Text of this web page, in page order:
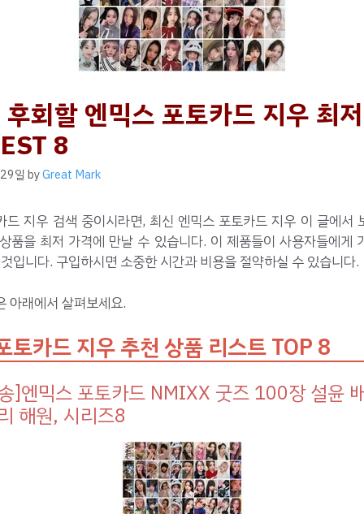
회할 엔믹스 포토카드 지우 최
8
일 byGreat Mark
드 지우 검색 중이시라면, 최신 엔믹스 포토카드 지우 이 글에서
품을 최저 가격에 만날 수 있습니다. 이 제품들이 사용자들에게
입니다. 구입하시면 소중한 시간과 비용을 절약하실 수 있습니다.
아래에서 살펴보세요.
토카드 지우 추천 상품 리스트 TOP 8
]엔믹스 포토카드 NMIXX 굿즈 100장 설윤
해원, 시리즈8